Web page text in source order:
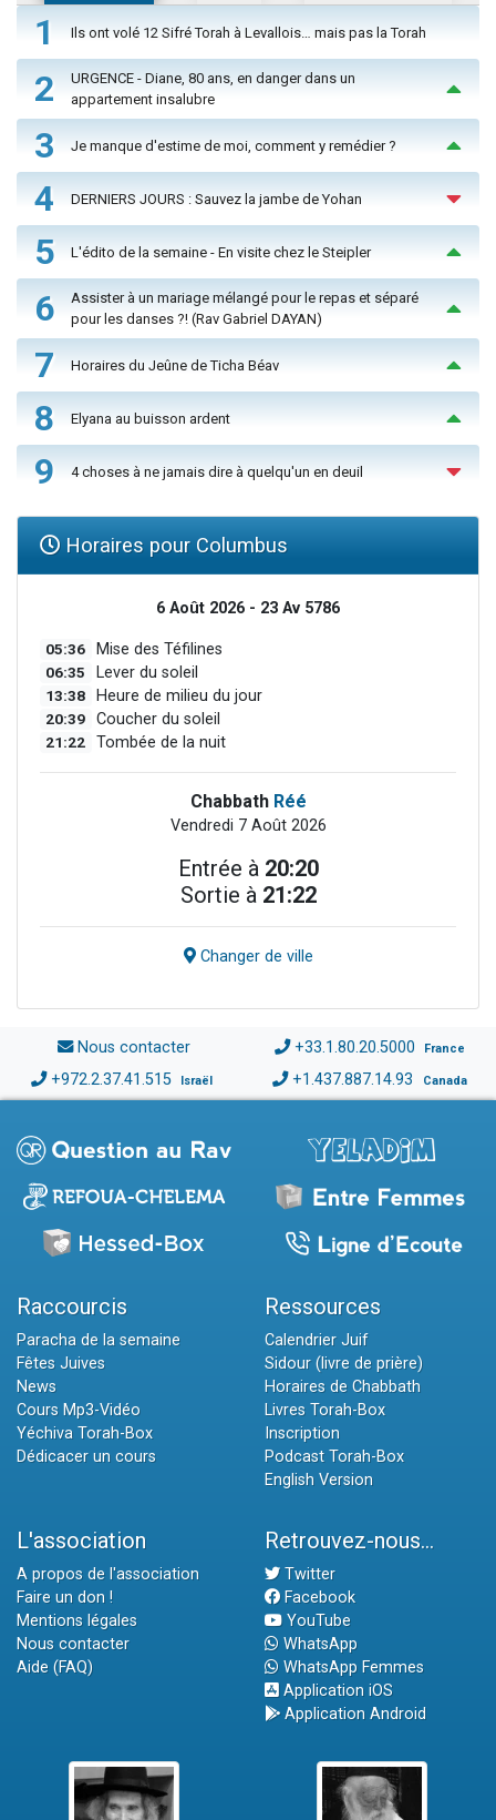
1 Ils ont volé 12 Sifré Torah à Levallois… mais pas la Torah
2
URGENCE - Diane, 80 ans, en danger dans un
appartement insalubre
3 Je manque d'estime de moi, comment y remédier ?
4 DERNIERS JOURS : Sauvez la jambe de Yohan
5 L'édito de la semaine - En visite chez le Steipler
6
Assister à un mariage mélangé pour le repas et séparé
pour les danses ?! (Rav Gabriel DAYAN)
7 Horaires du Jeûne de Ticha Béav
8 Elyana au buisson ardent
9 4 choses à ne jamais dire à quelqu'un en deuil
Horaires pour Columbus
6 Août 2026 - 23 Av 5786
05:36 Mise des Téfilines
06:35 Lever du soleil
13:38 Heure de milieu du jour
20:39 Coucher du soleil
21:22 Tombée de la nuit
Chabbath Réé
Vendredi 7 Août 2026
Entrée à 20:20
Sortie à 21:22
Changer de ville
Nous contacter +33.1.80.20.5000 France
+972.2.37.41.515 Israël +1.437.887.14.93 Canada
Raccourcis
Paracha de la semaine
Fêtes Juives
News
Cours Mp3-Vidéo
Yéchiva Torah-Box
Dédicacer un cours
Ressources
Calendrier Juif
Sidour (livre de prière)
Horaires de Chabbath
Livres Torah-Box
Inscription
Podcast Torah-Box
English Version
L'association
A propos de l'association
Faire un don !
Mentions légales
Nous contacter
Aide (FAQ)
Retrouvez-nous...
Twitter
Facebook
YouTube
WhatsApp
WhatsApp Femmes
Application iOS
Application Android